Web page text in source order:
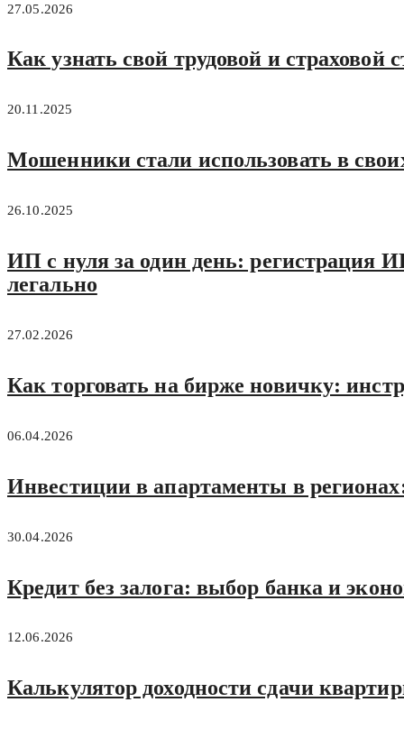
27.05.2026
Как узнать свой трудовой и страховой
20.11.2025
Мошенники стали использовать в
26.10.2025
ИП с нуля за один день: регистрация
легально
27.02.2026
Как торговать на бирже новичку:
06.04.2026
Инвестиции в апартаменты в регионах:
30.04.2026
Кредит без залога: выбор банка и
12.06.2026
Калькулятор доходности сдачи